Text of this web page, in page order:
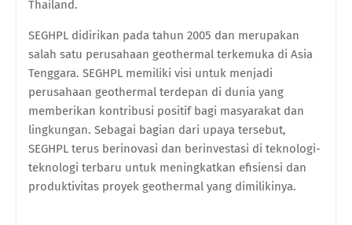
Thailand.
SEGHPL didirikan pada tahun 2005 dan merupakan
salah satu perusahaan geothermal terkemuka di Asia
Tenggara. SEGHPL memiliki visi untuk menjadi
perusahaan geothermal terdepan di dunia yang
memberikan kontribusi positif bagi masyarakat dan
lingkungan. Sebagai bagian dari upaya tersebut,
SEGHPL terus berinovasi dan berinvestasi di teknologi-
teknologi terbaru untuk meningkatkan efisiensi dan
produktivitas proyek geothermal yang dimilikinya.